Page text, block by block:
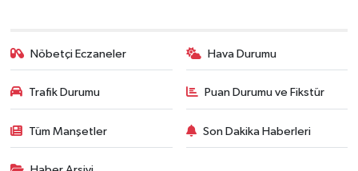
Nöbetçi Eczaneler Hava Durumu
Trafik Durumu Puan Durumu ve Fikstür
Tüm Manşetler Son Dakika Haberleri